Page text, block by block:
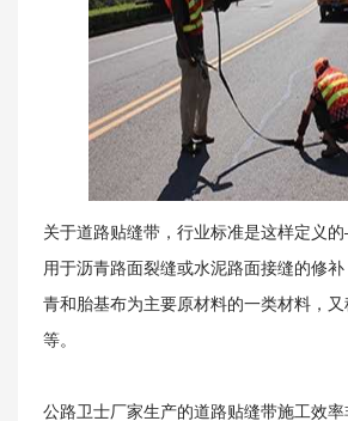
关于道路贴缝带，行业标准是这样定义
用于沥青路面裂缝或水泥路面接缝的修
青和胎基布为主要原材料的一类材料，
等。
公路卫士厂家生产的道路贴缝带施工效